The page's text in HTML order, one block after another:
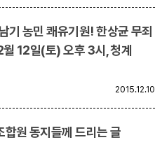
기 농민 쾌유기원! 한상균 무죄
12일(토) 오후 3시, 청계
2015.12.10
합원 동지들께 드리는 글